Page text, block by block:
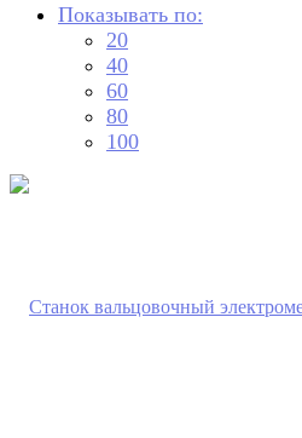
Показывать по:
20
40
60
80
100